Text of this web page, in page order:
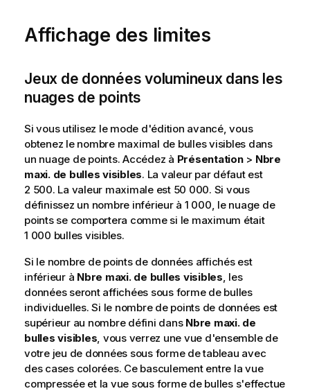
Affichage des limites
Jeux de données volumineux dans les
nuages de points
Si vous utilisez le mode d'édition avancé, vous
obtenez le nombre maximal de bulles visibles dans
un nuage de points. Accédez à Présentation> Nbre
maxi. de bulles visibles. La valeur par défaut est
2 500. La valeur maximale est 50 000. Si vous
définissez un nombre inférieur à 1 000, le nuage de
points se comportera comme si le maximum était
1 000 bulles visibles.
Si le nombre de points de données affichés est
inférieur à Nbre maxi. de bulles visibles, les
données seront affichées sous forme de bulles
individuelles. Si le nombre de points de données est
supérieur au nombre défini dans Nbre maxi. de
bulles visibles, vous verrez une vue d'ensemble de
votre jeu de données sous forme de tableau avec
des cases colorées. Ce basculement entre la vue
compressée et la vue sous forme de bulles s'effectue